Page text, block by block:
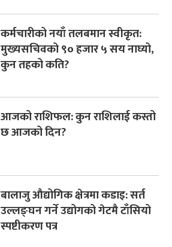
कर्मचारीको नयाँ तलबमान स्वीकृत:
मुख्यसचिवको ९० हजार ५ सय नाघ्यो,
कुन तहको कति?
आजको राशिफल: कुन राशिलाई कस्तो
छ आजको दिन?
बालाजु औद्योगिक क्षेत्रमा कडाइ: सर्त
उल्लङ्घन गर्ने उद्योगको गेटमै टाँसियो
स्पष्टीकरण पत्र